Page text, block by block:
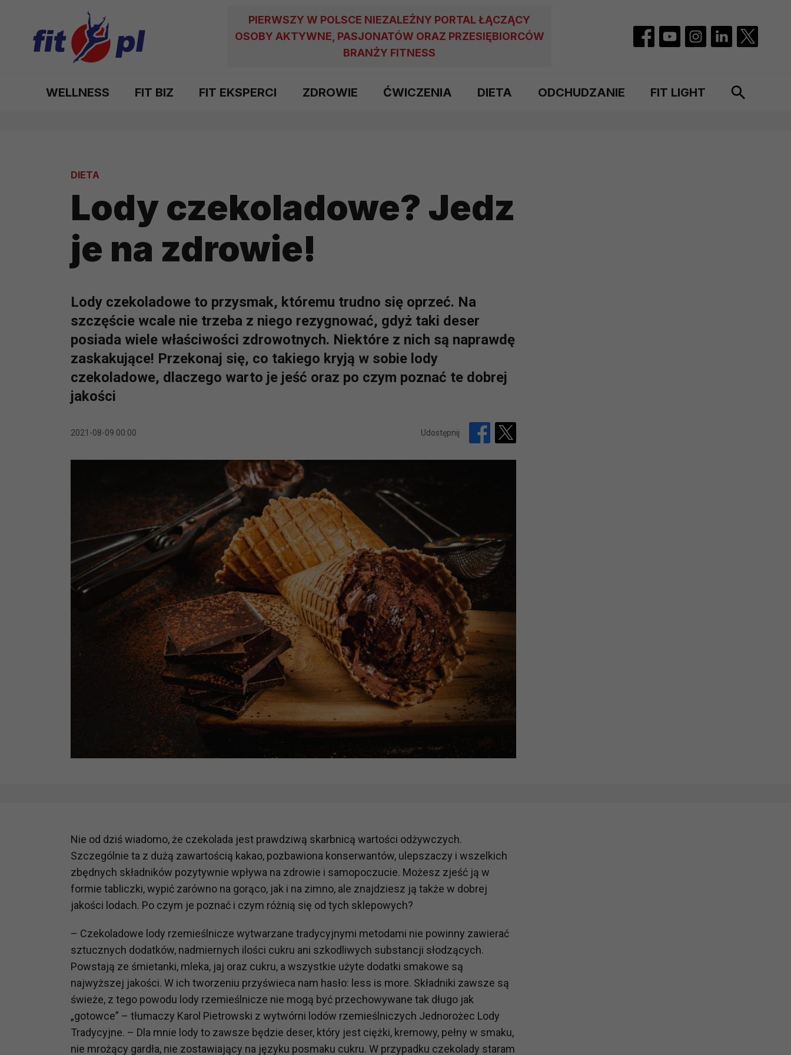
PIERWSZY W POLSCE NIEZALEŻNY PORTAL ŁĄCZĄCY
OSOBY AKTYWNE, PASJONATÓW ORAZ PRZESIĘBIORCÓW
BRANŻY FITNESS
WELLNESS FIT BIZ FIT EKSPERCI ZDROWIE ĆWICZENIA DIETA ODCHUDZANIE FIT LIGHT
DIETA
Lody czekoladowe? Jedz
je na zdrowie!
Lody czekoladowe to przysmak, któremu trudno się oprzeć. Na
szczęście wcale nie trzeba z niego rezygnować, gdyż taki deser
posiada wiele właściwości zdrowotnych. Niektóre z nich są naprawdę
zaskakujące! Przekonaj się, co takiego kryją w sobie lody
czekoladowe, dlaczego warto je jeść oraz po czym poznać te dobrej
jakości
2021-08-09 00:00 Udostępnij
Nie od dziś wiadomo, że czekolada jest prawdziwą skarbnicą wartości odżywczych.
Szczególnie ta z dużą zawartością kakao, pozbawiona konserwantów, ulepszaczy i wszelkich
zbędnych składników pozytywnie wpływa na zdrowie i samopoczucie. Możesz zjeść ją w
formie tabliczki, wypić zarówno na gorąco, jak i na zimno, ale znajdziesz ją także w dobrej
jakości lodach. Po czym je poznać i czym różnią się od tych sklepowych?
– Czekoladowe lody rzemieślnicze wytwarzane tradycyjnymi metodami nie powinny zawierać
sztucznych dodatków, nadmiernych ilości cukru ani szkodliwych substancji słodzących.
Powstają ze śmietanki, mleka, jaj oraz cukru, a wszystkie użyte dodatki smakowe są
najwyższej jakości. W ich tworzeniu przyświeca nam hasło: less is more. Składniki zawsze są
świeże, z tego powodu lody rzemieślnicze nie mogą być przechowywane tak długo jak
„gotowce” – tłumaczy Karol Pietrowski z wytwórni lodów rzemieślniczych Jednorożec Lody
Tradycyjne. – Dla mnie lody to zawsze będzie deser, który jest ciężki, kremowy, pełny w smaku,
nie mrożący gardła, nie zostawiający na języku posmaku cukru. W przypadku czekolady staram